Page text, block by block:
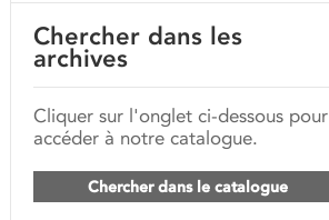
Chercher dans les
archives
Cliquer sur l'onglet ci-dessous pour
accéder à notre catalogue.
Chercher dans le catalogue